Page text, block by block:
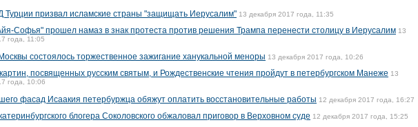
Турции призвал исламские страны "защищать Иерусалим" 13 декабря 2017 года, 11:35
Софья" прошел намаз в знак протеста против решения Трампа перенести столицу в Иерусалим 13
года, 11:05
состоялось торжественное зажигание ханукальной меноры 13 декабря 2017 года, 10:26
посвященных русским святым, и Рождественские чтения пройдут в петербургском Манеже 13
года, 10:06
фасад Исаакия петербуржца обяжут оплатить восстановительные работы 12 декабря 2017 года, 16:27
блогера Соколовского обжаловал приговор в Верховном суде 12 декабря 2017 года, 15:25